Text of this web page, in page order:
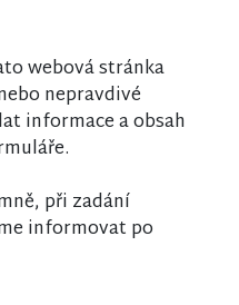
webová stránka
nepravdivé
informace a obsah
při zadání
informovat po